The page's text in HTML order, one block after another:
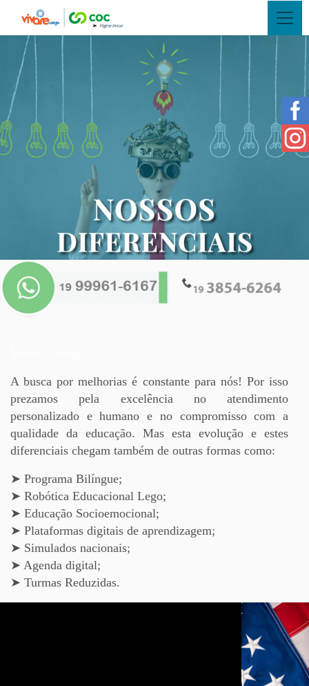
A busca por melhorias é constante para nós! Por isso
prezamos pela excelência no atendimento
personalizado e humano e no compromisso com a
qualidade da educação. Mas esta evolução e estes
diferenciais chegam também de outras formas como:
➤ Programa Bilíngue;
➤ Robótica Educacional Lego;
➤ Educação Socioemocional;
➤ Plataformas digitais de aprendizagem;
➤ Simulados nacionais;
➤ Agenda digital;
➤ Turmas Reduzidas.